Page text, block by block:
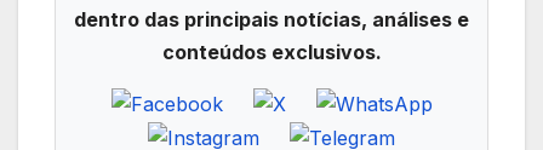
dentro das principais notícias, análises e
conteúdos exclusivos.